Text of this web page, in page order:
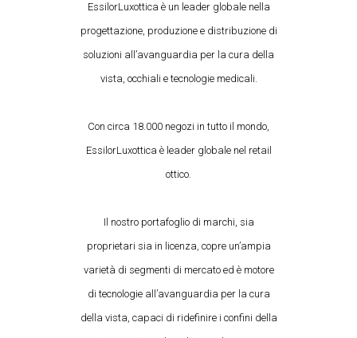
EssilorLuxottica è un leader globale nella
progettazione, produzione e distribuzione di
soluzioni all’avanguardia per la cura della
vista, occhiali e tecnologie medicali.
Con circa 18.000 negozi in tutto il mondo,
EssilorLuxottica è leader globale nel retail
ottico.
Il nostro portafoglio di marchi, sia
proprietari sia in licenza, copre un’ampia
varietà di segmenti di mercato ed è motore
di tecnologie all’avanguardia per la cura
della vista, capaci di ridefinire i confini della